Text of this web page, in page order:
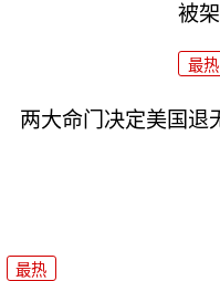
被
最热
两大命门决定美国退
最热